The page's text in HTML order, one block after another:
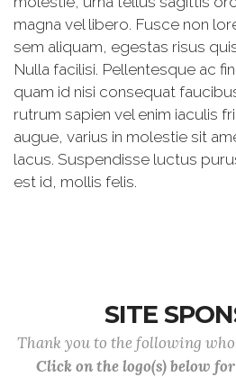
magna vel libero. Fusce non
sem aliquam, egestas risus
Nulla facilisi. Pellentesque ac
quam id nisi consequat
rutrum sapien vel enim iaculis
augue, varius in molestie sit
lacus. Suspendisse luctus
est id, mollis felis.
SITE
Thank you to the following
Click on the logo(s) below